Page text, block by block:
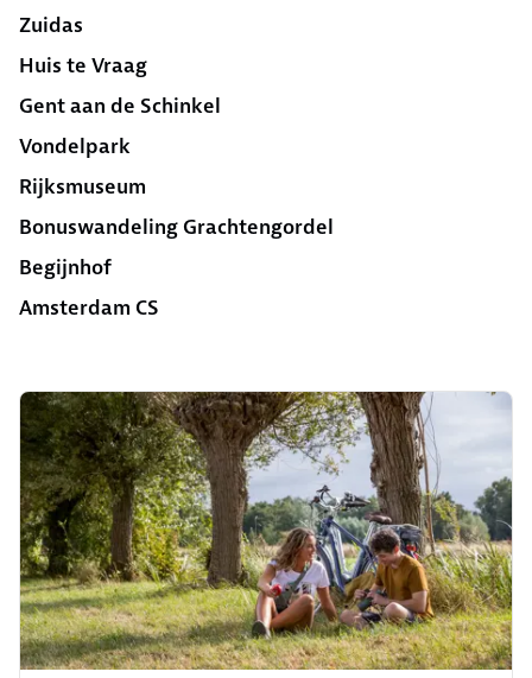
Zuidas
Huis te Vraag
Gent aan de Schinkel
Vondelpark
Rijksmuseum
Bonuswandeling Grachtengordel
Begijnhof
Amsterdam CS